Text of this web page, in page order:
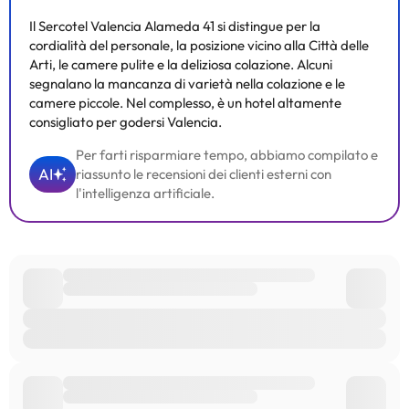
Il Sercotel Valencia Alameda 41 si distingue per la
cordialità del personale, la posizione vicino alla Città delle
Arti, le camere pulite e la deliziosa colazione. Alcuni
segnalano la mancanza di varietà nella colazione e le
camere piccole. Nel complesso, è un hotel altamente
consigliato per godersi Valencia.
AI
Per farti risparmiare tempo, abbiamo compilato e
riassunto le recensioni dei clienti esterni con
l'intelligenza artificiale.